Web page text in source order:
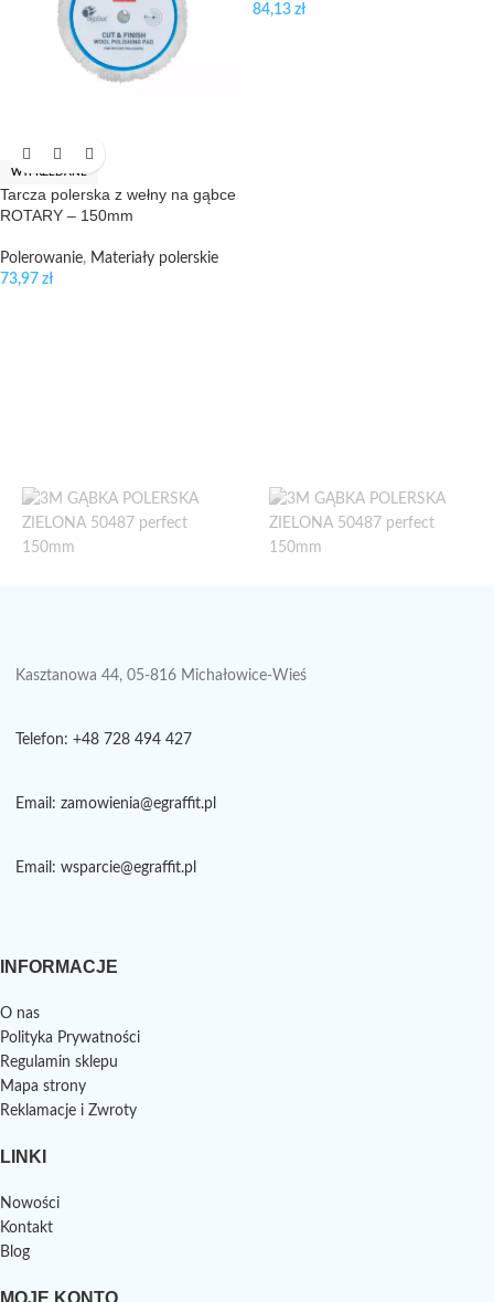
WYPRZEDANE
Tarcza polerska z wełny na gąbce
ROTARY – 150mm
Polerowanie, Materiały polerskie
73,97 zł
84,13 zł
Kasztanowa 44, 05-816 Michałowice-Wieś
Telefon: +48 728 494 427
Email: zamowienia@egraffit.pl
Email: wsparcie@egraffit.pl
INFORMACJE
O nas
Polityka Prywatności
Regulamin sklepu
Mapa strony
Reklamacje i Zwroty
LINKI
Nowości
Kontakt
Blog
MOJE KONTO